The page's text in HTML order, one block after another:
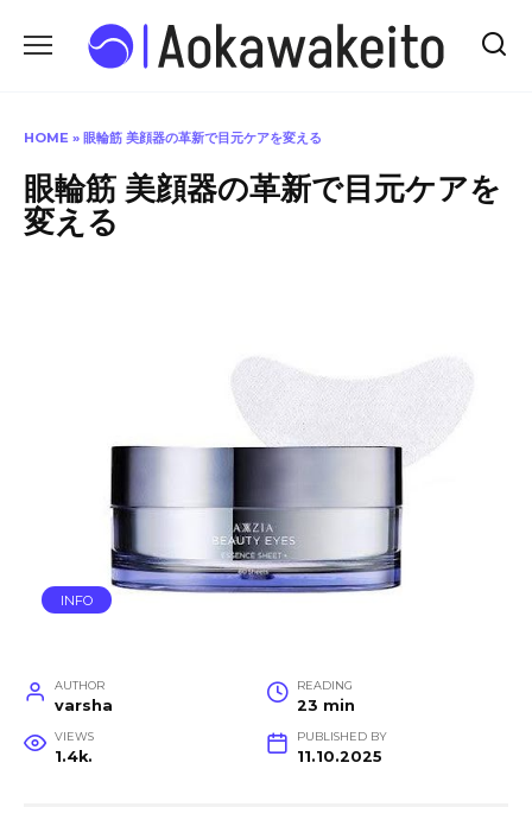
HOME » 眼輪筋 美顔器の革新で目元ケアを変える
眼輪筋 美顔器の革新で目元ケアを
変える
INFO
AUTHOR
varsha
READING
23 min
VIEWS
1.4k.
PUBLISHED BY
11.10.2025